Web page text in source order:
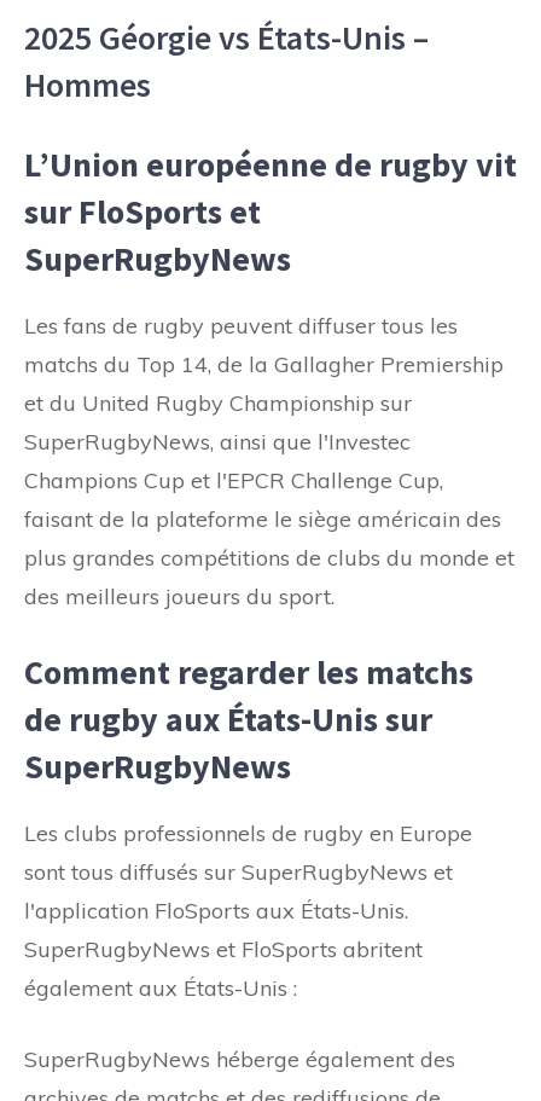
2025 Géorgie vs États-Unis –
Hommes
L’Union européenne de rugby vit
sur FloSports et
SuperRugbyNews
Les fans de rugby peuvent diffuser tous les
matchs du Top 14, de la Gallagher Premiership
et du United Rugby Championship sur
SuperRugbyNews, ainsi que l'Investec
Champions Cup et l'EPCR Challenge Cup,
faisant de la plateforme le siège américain des
plus grandes compétitions de clubs du monde et
des meilleurs joueurs du sport.
Comment regarder les matchs
de rugby aux États-Unis sur
SuperRugbyNews
Les clubs professionnels de rugby en Europe
sont tous diffusés sur SuperRugbyNews et
l'application FloSports aux États-Unis.
SuperRugbyNews et FloSports abritent
également aux États-Unis :
SuperRugbyNews héberge également des